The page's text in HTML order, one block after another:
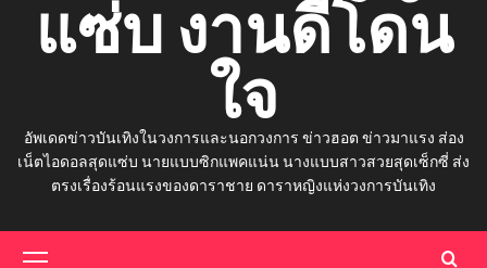
แซ่บ งานดีโดน
ใจ
อัพเดดข่าวบันเทิงในวงการและนอกวงการ ข่าวฮอต ข่าวมาแรง ส่อง
เน็ตไอดอลสุดแซ่บ นายแบบซิกแพคแน่น นางแบบสาวสวยสุดเซ็กซี่ ส่ง
ตรงเรื่องร้อนแรงของดาราชาย ดาราหญิงแห่งวงการบันเทิง